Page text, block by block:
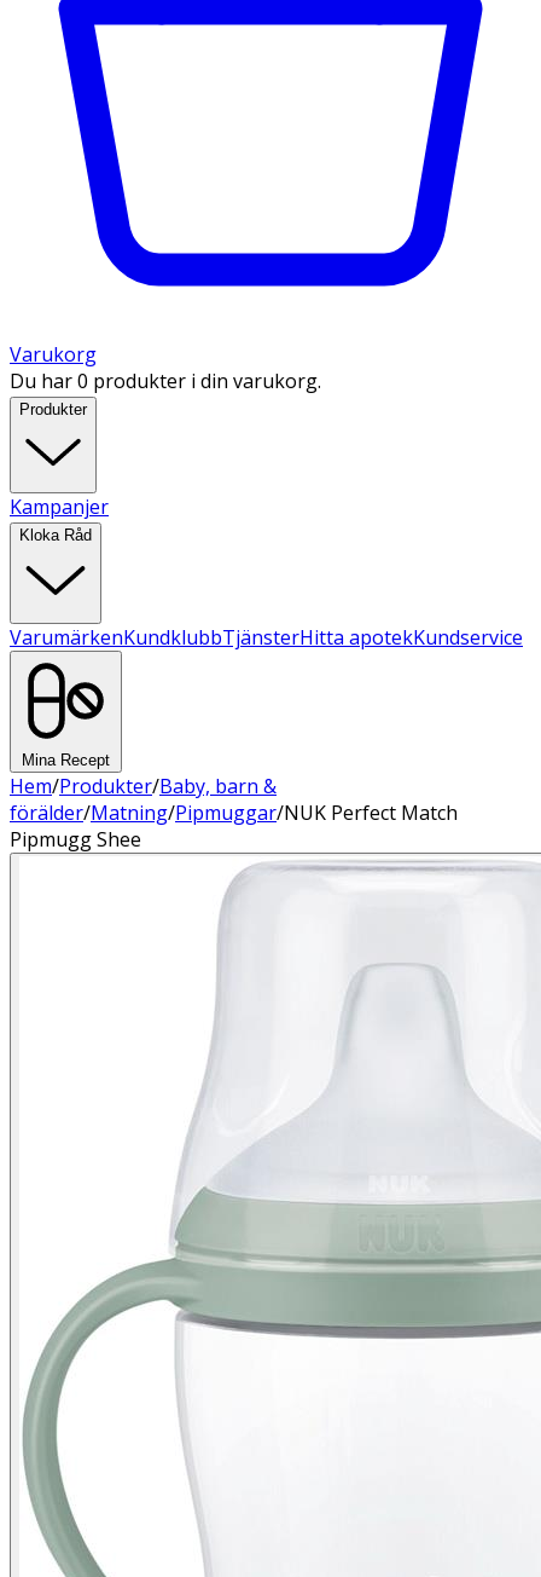
Varukorg
Du har 0 produkter i din varukorg.
Produkter
Kampanjer
Kloka Råd
VarumärkenKundklubbTjänsterHitta apotekKundservice
Mina Recept
Hem/Produkter/Baby, barn &
förälder/Matning/Pipmuggar/NUK Perfect Match
Pipmugg Shee